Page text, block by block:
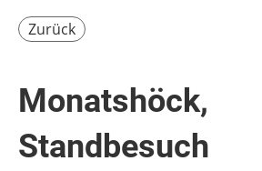
Zurück
Monatshöck,
Standbesuch